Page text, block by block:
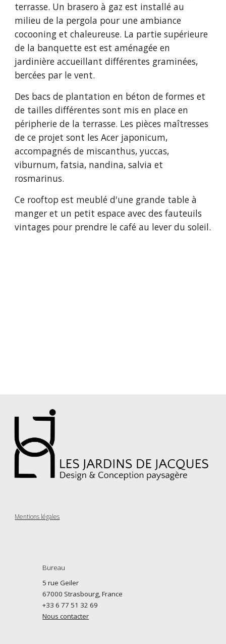
terrasse. Un brasero à gaz est installé au
milieu de la pergola pour une ambiance
cocooning et chaleureuse. La partie supérieure
de la banquette est est aménagée en
jardinière accueillant différentes graminées,
bercées par le vent.
Des bacs de plantation en béton de formes et
de tailles différentes sont mis en place en
péripherie de la terrasse. Les pièces maîtresses
de ce projet sont les Acer japonicum,
accompagnés de miscanthus, yuccas,
viburnum, fatsia, nandina, salvia et
rosmarinus.
Ce rooftop est meublé d'une grande table à
manger et un petit espace avec des fauteuils
vintages pour prendre le café au lever du soleil.
Mentions légales
Bureau
5 rue Geiler
67000 Strasbourg, France
+33 6 77 51 32 69
Nous contacter